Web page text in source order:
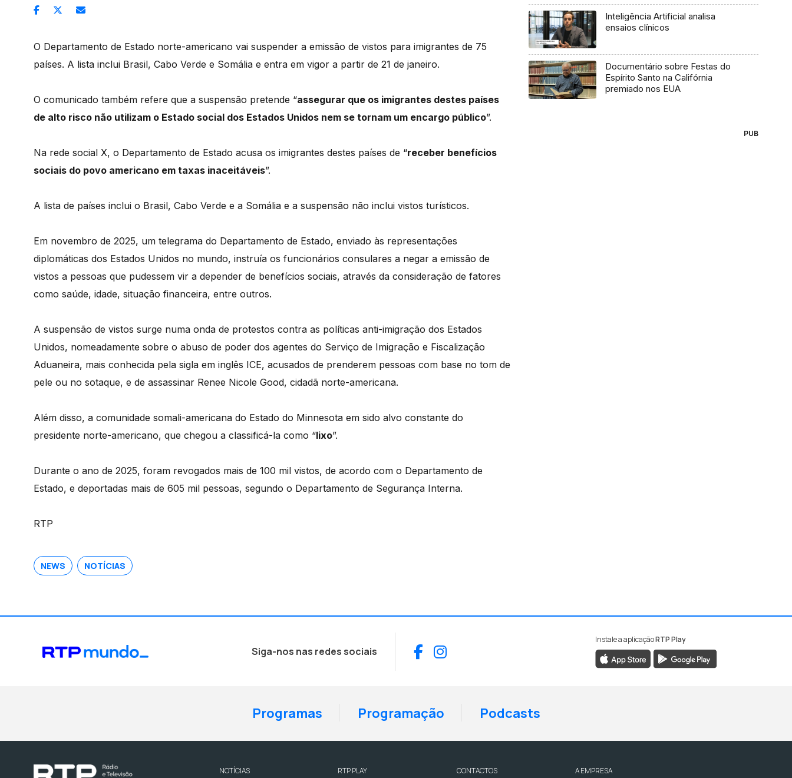
O Departamento de Estado norte-americano vai suspender a emissão de vistos para imigrantes de 75
países. A lista inclui Brasil, Cabo Verde e Somália e entra em vigor a partir de 21 de janeiro.
O comunicado também refere que a suspensão pretende “assegurar que os imigrantes destes países
de alto risco não utilizam o Estado social dos Estados Unidos nem se tornam um encargo público”.
Na rede social X, o Departamento de Estado acusa os imigrantes destes países de “receber benefícios
sociais do povo americano em taxas inaceitáveis”.
A lista de países inclui o Brasil, Cabo Verde e a Somália e a suspensão não inclui vistos turísticos.
Em novembro de 2025, um telegrama do Departamento de Estado, enviado às representações
diplomáticas dos Estados Unidos no mundo, instruía os funcionários consulares a negar a emissão de
vistos a pessoas que pudessem vir a depender de benefícios sociais, através da consideração de fatores
como saúde, idade, situação financeira, entre outros.
A suspensão de vistos surge numa onda de protestos contra as políticas anti-imigração dos Estados
Unidos, nomeadamente sobre o abuso de poder dos agentes do Serviço de Imigração e Fiscalização
Aduaneira, mais conhecida pela sigla em inglês ICE, acusados de prenderem pessoas com base no tom de
pele ou no sotaque, e de assassinar Renee Nicole Good, cidadã norte-americana.
Além disso, a comunidade somali-americana do Estado do Minnesota em sido alvo constante do
presidente norte-americano, que chegou a classificá-la como “lixo”.
Durante o ano de 2025, foram revogados mais de 100 mil vistos, de acordo com o Departamento de
Estado, e deportadas mais de 605 mil pessoas, segundo o Departamento de Segurança Interna.
RTP
NEWS NOTÍCIAS
Inteligência Artificial analisa
ensaios clínicos
Documentário sobre Festas do
Espírito Santo na Califórnia
premiado nos EUA
PUB
Siga-nos nas redes sociais Facebook
Instagram
Instale a aplicaçãoRTP Play
Programas Programação Podcasts
NOTÍCIAS RTP PLAY CONTACTOS A EMPRESA